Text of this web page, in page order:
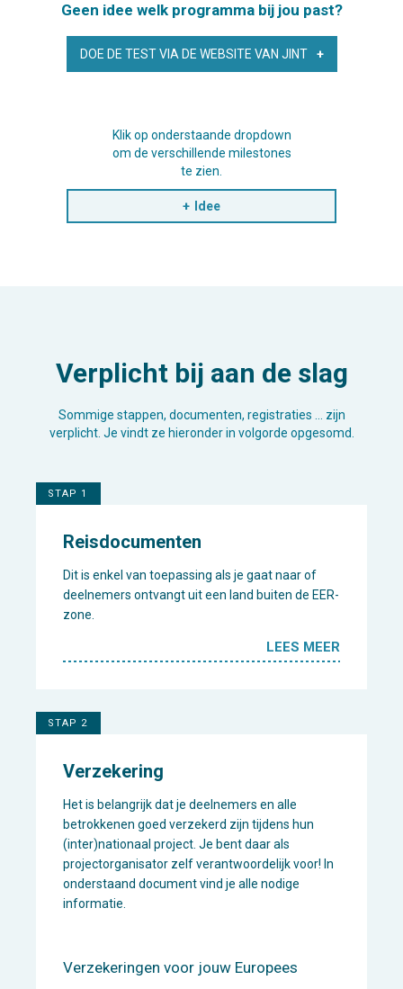
Geen idee welk programma bij jou past?
DOE DE TEST VIA DE WEBSITE VAN JINT
Klik op onderstaande dropdown
om de verschillende milestones
te zien.
Idee
Verplicht bij aan de slag
Sommige stappen, documenten, registraties … zijn
verplicht. Je vindt ze hieronder in volgorde opgesomd.
STAP 1
Reisdocumenten
Dit is enkel van toepassing als je gaat naar of
deelnemers ontvangt uit een land buiten de EER-
zone.
LEES MEER
STAP 2
Verzekering
Het is belangrijk dat je deelnemers en alle
betrokkenen goed verzekerd zijn tijdens hun
(inter)nationaal project. Je bent daar als
projectorganisator zelf verantwoordelijk voor! In
onderstaand document vind je alle nodige
informatie.
Verzekeringen voor jouw Europees